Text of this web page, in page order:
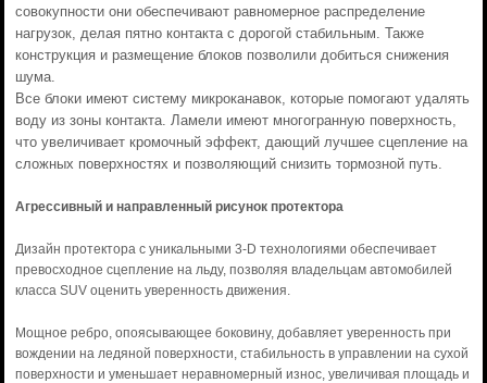
совокупности они обеспечивают равномерное распределение
нагрузок, делая пятно контакта с дорогой стабильным. Также
конструкция и размещение блоков позволили добиться снижения
шума.
Все блоки имеют систему микроканавок, которые помогают удалять
воду из зоны контакта. Ламели имеют многогранную поверхность,
что увеличивает кромочный эффект, дающий лучшее сцепление на
сложных поверхностях и позволяющий снизить тормозной путь.
Агрессивный и направленный рисунок протектора
Дизайн протектора с уникальными 3-D технологиями обеспечивает
превосходное сцепление на льду, позволяя владельцам автомобилей
класса SUV оценить уверенность движения.
Мощное ребро, опоясывающее боковину, добавляет уверенность при
вождении на ледяной поверхности, стабильность в управлении на сухой
поверхности и уменьшает неравномерный износ, увеличивая площадь и